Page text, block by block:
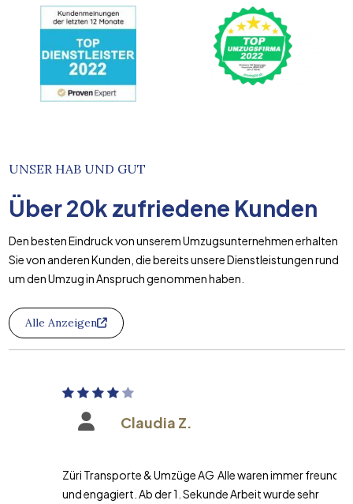
UNSER HAB UND GUT
Über20k zufriedene Kunden
Den besten Eindruck von unserem Umzugsunternehmen erhalten
Sie von anderen Kunden, die bereits unsere Dienstleistungen rund
um den Umzug in Anspruch genommen haben.
Alle Anzeigen
Claudia Z.
Züri Transporte & Umzüge AG Alle waren immer freundlich
und engagiert. Ab der 1. Sekunde Arbeit wurde sehr